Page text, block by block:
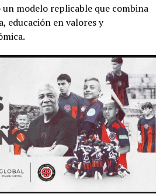
modelo replicable que combina
educación en valores y